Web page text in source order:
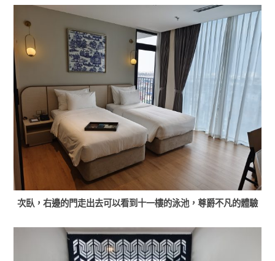
次臥，右邊的門走出去可以看到十一樓的泳池，尊爵不凡的體驗